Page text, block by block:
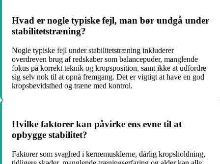
Hvad er nogle typiske fejl, man bør undgå under
stabilitetstræning?
Nogle typiske fejl under stabilitetstræning inkluderer
overdreven brug af redskaber som balancepuder, manglende
fokus på korrekt teknik og kropsposition, samt ikke at udfordre
sig selv nok til at opnå fremgang. Det er vigtigt at have en god
kropsbevidsthed og træne med kontrol.
Hvilke faktorer kan påvirke ens evne til at
opbygge stabilitet?
Faktorer som svaghed i kernemusklerne, dårlig kropsholdning,